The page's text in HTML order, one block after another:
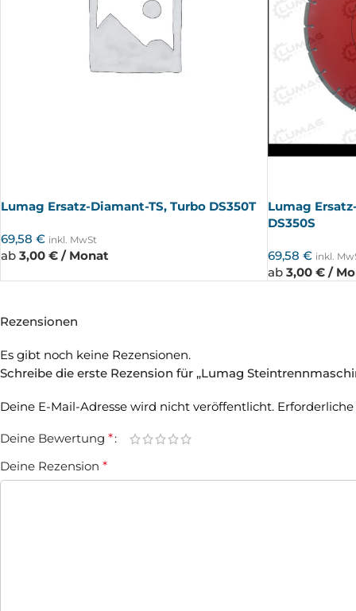
Lumag Ersatz-Diamant-TS, Turbo DS350T
69,58 € inkl. MwSt
ab 3,00 € / Monat
Lumag
DS350S
69,58 € inkl.
ab 3,00 € /
Rezensionen
Es gibt noch keine Rezensionen.
Schreibe die erste Rezension für „Lumag
Deine E-Mail-Adresse wird nicht veröffentlicht.
Deine Bewertung *
Deine Rezension *